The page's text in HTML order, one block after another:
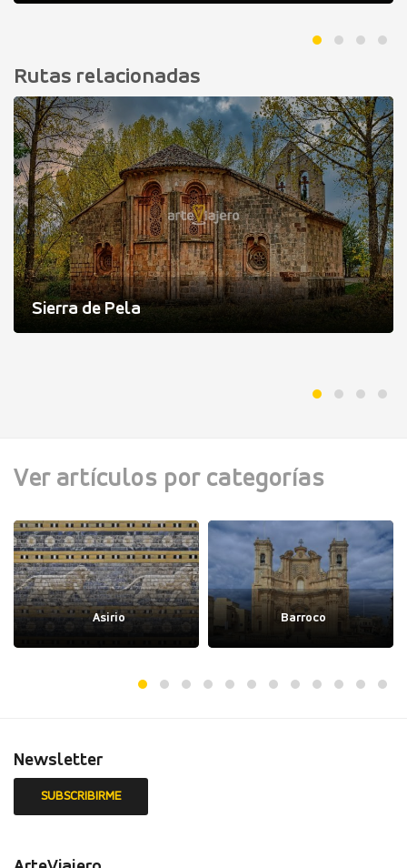
Rutas relacionadas
Sierra de Pela
Ver artículos por categorías
Asirio Barroco
Newsletter